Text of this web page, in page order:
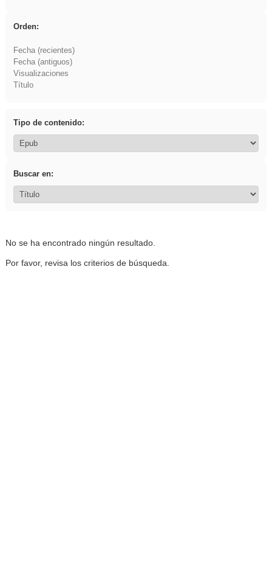
Orden:
Fecha (recientes)
Fecha (antiguos)
Visualizaciones
Título
Tipo de contenido:
Buscar en:
No se ha encontrado ningún resultado.
Por favor, revisa los criterios de búsqueda.